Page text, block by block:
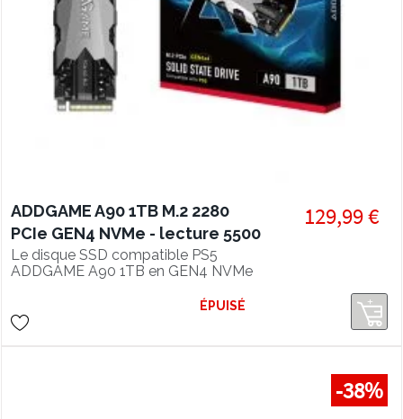
ADDGAME A90 1TB M.2 2280
PCIe GEN4 NVMe - lecture 5500
Mo/s, SSD compatible PS5
Le disque SSD compatible PS5
ADDGAME A90 1TB en GEN4 NVMe
de 5500 Mo/s et un refroidissement
super efficace grâce à son heatsink
intégré.
129,99 €
ÉPUISÉ
-38%